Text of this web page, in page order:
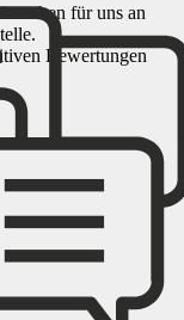
stehen für uns an
Bewertungen